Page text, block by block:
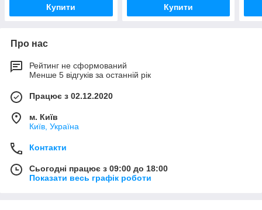
Купити Купити
Про нас
Рейтинг не сформований
Менше 5 відгуків за останній рік
Працює з 02.12.2020
м. Київ
Київ, Україна
Контакти
Сьогодні працює з 09:00 до 18:00
Показати весь графік роботи